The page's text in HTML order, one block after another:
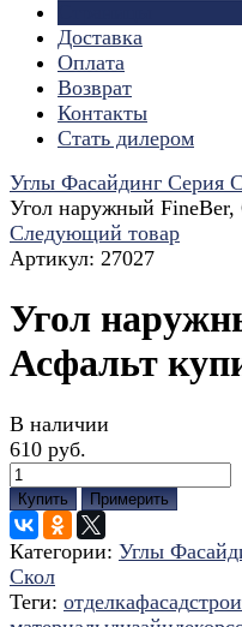
Доставка
Оплата
Возврат
Контакты
Стать дилером
Углы Фасайдинг Серия
Угол наружный
Следующий товар
Артикул: 27027
Угол
Асфальт
В наличии
610 руб.
Купить Примерить
Категории: Углы
Скол
Теги: отделкафасад